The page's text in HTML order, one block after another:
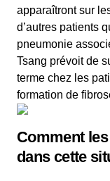
apparaîtront sur
d’autres patients
pneumonie
Tsang prévoit de
terme chez les
formation de
Comment
dans cette